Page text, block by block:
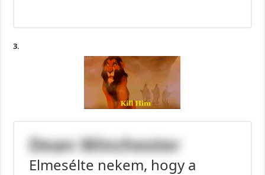
3.
Dean Winchester
Elmesélte nekem, hogy a